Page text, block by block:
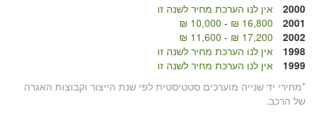
2000
אין לנו הערכת מחיר לשנה זו
2001
16,800 ₪
-
10,000 ₪
2002
17,200 ₪
-
11,600 ₪
1998
אין לנו הערכת מחיר לשנה זו
1999
אין לנו הערכת מחיר לשנה זו
*מחירי יד שנייה מוערכים סטטיסטית לפי שנת הייצור וקבוצות האגרה
של הרכב.